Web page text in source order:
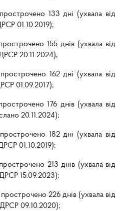
133 дні (ухвала від
01.10.2019);
155 днів (ухвала від
20.11.2024);
162 дні (ухвала від
01.09.2017);
176 днів (ухвала від
20.11.2024);
182 дні (ухвала від
01.10.2019);
213 днів (ухвала від
15.09.2023);
226 днів (ухвала від
09.10.2020);